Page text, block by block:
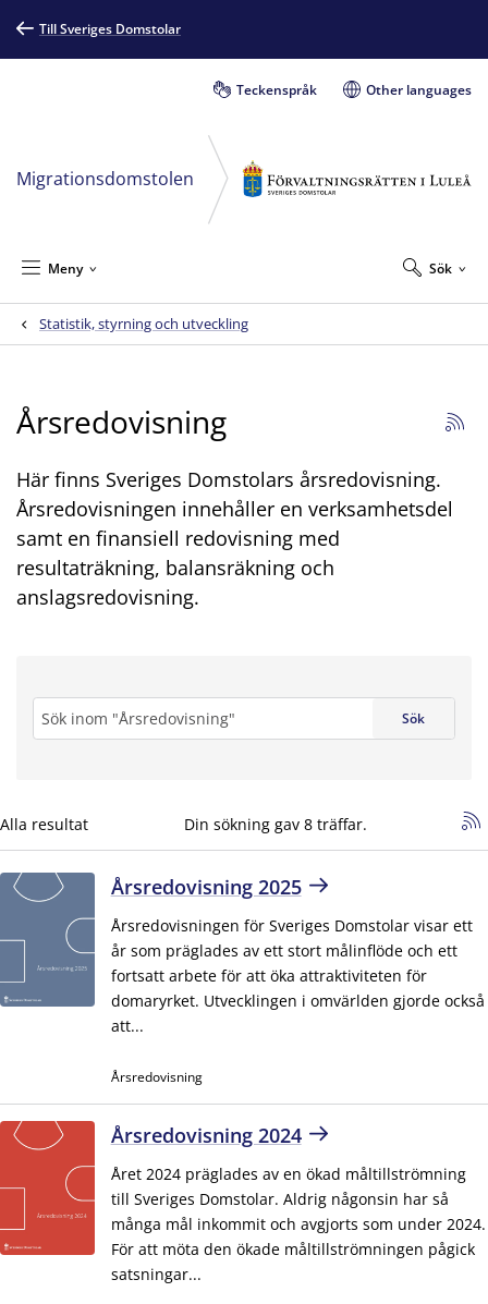
Till Sveriges Domstolar
Teckenspråk Other languages
Migrationsdomstolen
Sök
Meny
Statistik, styrning och utveckling
Årsredovisning
Här finns Sveriges Domstolars årsredovisning.
Årsredovisningen innehåller en verksamhetsdel
samt en finansiell redovisning med
resultaträkning, balansräkning och
anslagsredovisning.
sökning *
Alla resultat Din sökning gav 8 träffar.
Årsredovisning 2025
Årsredovisningen för Sveriges Domstolar visar ett
år som präglades av ett stort målinflöde och ett
fortsatt arbete för att öka attraktiviteten för
domaryrket. Utvecklingen i omvärlden gjorde också
att...
Årsredovisning
Årsredovisning 2024
Året 2024 präglades av en ökad måltillströmning
till Sveriges Domstolar. Aldrig någonsin har så
många mål inkommit och avgjorts som under 2024.
För att möta den ökade måltillströmningen pågick
satsningar...
Sök